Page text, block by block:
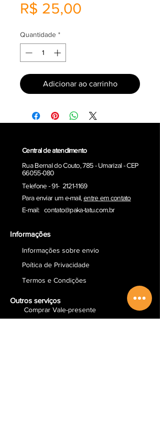
R$ 25,00
Quantidade *
Adicionar ao carrinho
Central de atendimento
Rua Bernal do Couto, 785 - Umarizal - CEP
66055-080
Telefone - 91- 2121-1169
Para enviar um e-mail,entre em contato
E-mail: contato@paka-tatu.com.br
Informações
Outros serviços
Comprar Vale-presente
Informações sobre envio
Poítica de Privacidade
Termos e Condições